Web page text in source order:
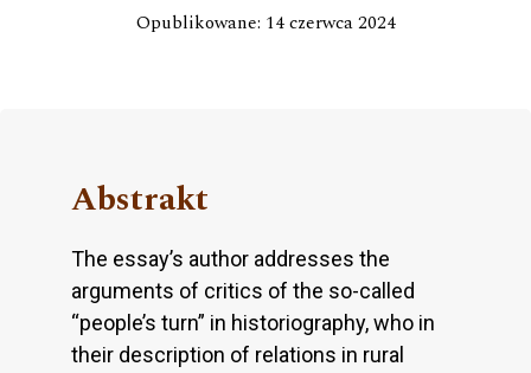
Opublikowane: 14 czerwca 2024
Abstrakt
The essay’s author addresses the
arguments of critics of the so-called
“people’s turn” in historiography, who in
their description of relations in rural